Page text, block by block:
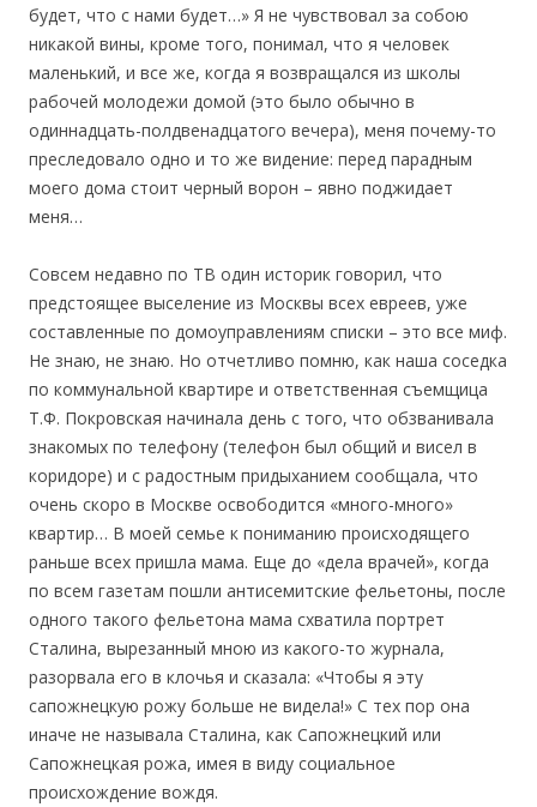
будет, что с нами будет…» Я не чувствовал за собою
никакой вины, кроме того, понимал, что я человек
маленький, и все же, когда я возвращался из школы
рабочей молодежи домой (это было обычно в
одиннадцать-полдвенадцатого вечера), меня почему-то
преследовало одно и то же видение: перед парадным
моего дома стоит черный ворон – явно поджидает
меня…
Совсем недавно по ТВ один историк говорил, что
предстоящее выселение из Москвы всех евреев, уже
составленные по домоуправлениям списки – это все миф.
Не знаю, не знаю. Но отчетливо помню, как наша соседка
по коммунальной квартире и ответственная съемщица
Т.Ф. Покровская начинала день с того, что обзванивала
знакомых по телефону (телефон был общий и висел в
коридоре) и с радостным придыханием сообщала, что
очень скоро в Москве освободится «много-много»
квартир… В моей семье к пониманию происходящего
раньше всех пришла мама. Еще до «дела врачей», когда
по всем газетам пошли антисемитские фельетоны, после
одного такого фельетона мама схватила портрет
Сталина, вырезанный мною из какого-то журнала,
разорвала его в клочья и сказала: «Чтобы я эту
сапожнецкую рожу больше не видела!» С тех пор она
иначе не называла Сталина, как Сапожнецкий или
Сапожнецкая рожа, имея в виду социальное
происхождение вождя.